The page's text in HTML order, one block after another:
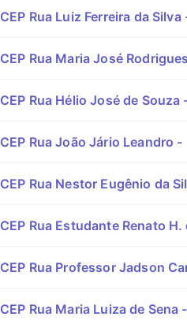
CEP Rua Luiz Ferreira da Silva
CEP Rua Maria José
CEP Rua Hélio José de Souza
CEP Rua João Jário Leandro -
CEP Rua Nestor Eugênio da
CEP Rua Estudante Renato
CEP Rua Professor Jadson
CEP Rua Maria Luiza de Sena -